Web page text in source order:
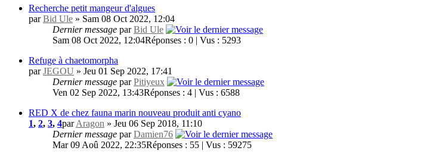
Recherche petit mangeur d'algues
parBid Ule » Sam 08 Oct 2022, 12:04
Dernier message parBid Ule
Sam 08 Oct 2022, 12:04Réponses : 0 | Vus : 5293
Refuge à chaetomorpha
parJEGOU » Jeu 01 Sep 2022, 17:41
Dernier message parPitiyeux
Ven 02 Sep 2022, 13:43Réponses : 4 | Vus : 6588
RED X de chez fauna marin nouveau produit anti cyano
1, 2, 3, 4parAragon » Jeu 06 Sep 2018, 11:10
Dernier message parDamien76
Mar 09 Aoû 2022, 22:35Réponses : 55 | Vus : 59275